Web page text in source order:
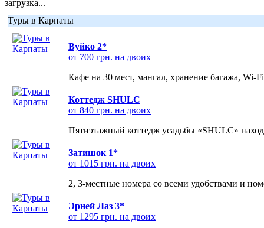
загрузка...
Туры в Карпаты
Вуйко 2*
от 700 грн. на двоих
Кафе на 30 мест, мангал, хранение багажа, Wi-
Коттедж SHULC
от 840 грн. на двоих
Пятиэтажный коттедж усадьбы «SHULC»
Затишок 1*
от 1015 грн. на двоих
2, 3-местные номера со всеми удобствами и
Эрней Лаз 3*
от 1295 грн. на двоих